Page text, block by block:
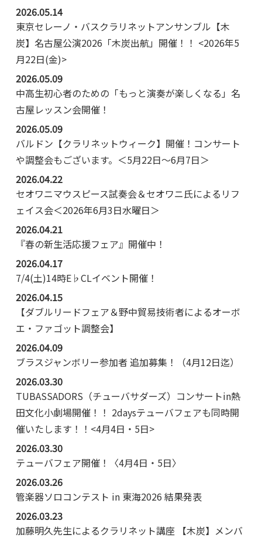
2026.05.14
東京セレーノ・バスクラリネットアンサンブル【木
炭】名古屋公演2026「木炭出航」開催！！ <2026年5
月22日(金)>
2026.05.09
中高生初心者のための「もっと演奏が楽しくなる」名
古屋レッスン会開催！
2026.05.09
バルドン【クラリネットウィーク】開催！コンサート
や調整会もございます。＜5月22日～6月7日＞
2026.04.22
セオワニマウスピース試奏会＆セオワニ氏によるリフ
ェイス会＜2026年6月3日水曜日＞
2026.04.21
『春の新生活応援フェア』開催中！
2026.04.17
7/4(土)14時E♭CLイベント開催！
2026.04.15
【ダブルリードフェア＆野中貿易技術者によるオーボ
エ・ファゴット調整会】
2026.04.09
ブラスジャンボリー参加者 追加募集！（4月12日迄）
2026.03.30
TUBASSADORS（チューバサダーズ）コンサートin熱
田文化小劇場開催！！ 2daysテューバフェアも同時開
催いたします！！<4月4日・5日>
2026.03.30
テューバフェア開催！〈4月4日・5日〉
2026.03.26
管楽器ソロコンテスト in 東海2026 結果発表
2026.03.23
加藤明久先生によるクラリネット講座 【木炭】メンバ